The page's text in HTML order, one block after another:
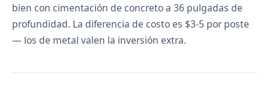
bien con cimentación de concreto a 36 pulgadas de
profundidad. La diferencia de costo es $3-5 por poste
— los de metal valen la inversión extra.